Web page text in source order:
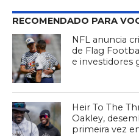
RECOMENDADO PARA
NFL anuncia
de Flag
e investidores
Heir To The
Oakley,
primeira vez